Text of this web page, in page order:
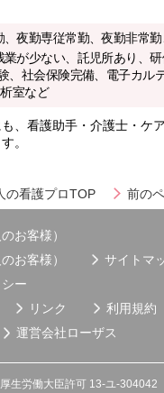
、夜勤専従常勤、夜勤非常
が少ない、託児所あり、
、社会保険完備、電子カル
室など
、看護助手・介護士・ケ
。
の看護プロTOP 前の
お客様）
お客様）
サイトマ
ー
リンク
利用規約
運営会社ローザス
厚生労働大臣許可 13-ユ-304042